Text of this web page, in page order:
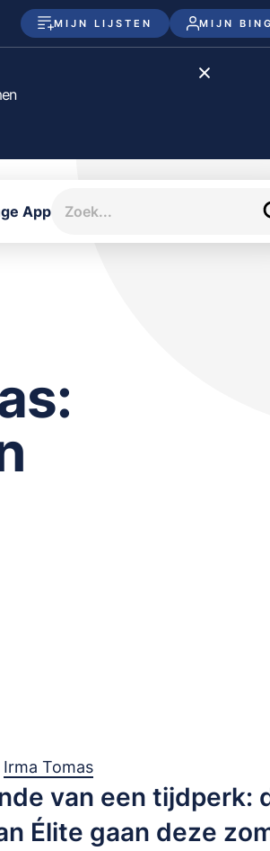
MIJN LIJSTEN MIJN
Disney+
App
Irma Tomas
van een tijdperk:
Élite gaan deze